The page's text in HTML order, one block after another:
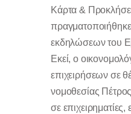
Κάρτα &
εκδηλώσεων του
Εκεί, ο
επιχειρήσεων σε
νομοθεσίας
σε